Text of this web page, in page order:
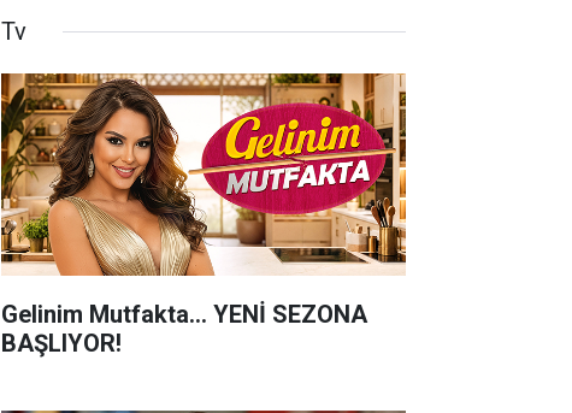
Tv
Gelinim Mutfakta... YENİ SEZONA
BAŞLIYOR!